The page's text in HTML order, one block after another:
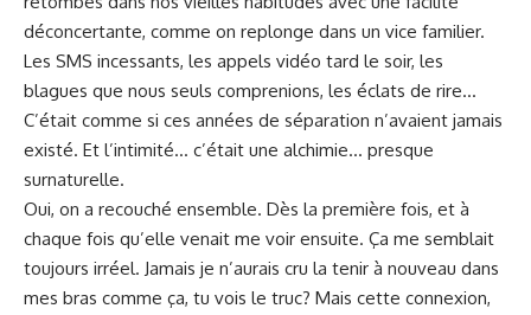
déconcertante, comme on replonge dans un vice familier.
Les SMS incessants, les appels vidéo tard le soir, les
blagues que nous seuls comprenions, les éclats de rire…
C’était comme si ces années de séparation n’avaient jamais
existé. Et l’intimité… c’était une alchimie… presque
surnaturelle.
Oui, on a recouché ensemble. Dès la première fois, et à
chaque fois qu’elle venait me voir ensuite. Ça me semblait
toujours irréel. Jamais je n’aurais cru la tenir à nouveau dans
mes bras comme ça, tu vois le truc? Mais cette connexion,